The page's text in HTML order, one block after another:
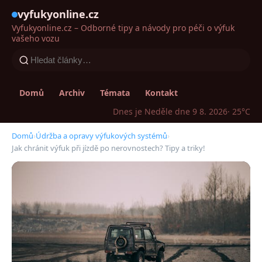
vyfukyonline.cz
Vyfukyonline.cz – Odborné tipy a návody pro péči o výfuk
vašeho vozu
Domů Archiv Témata
Kontakt
Dnes je Neděle dne 9 8. 2026· 25°C
Domů›Údržba a opravy výfukových systémů›
Jak chránit výfuk při jízdě po nerovnostech? Tipy a triky!